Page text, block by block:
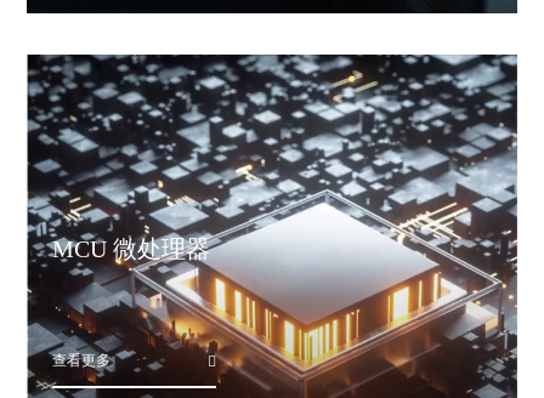
MCU 微处理器
查看更多